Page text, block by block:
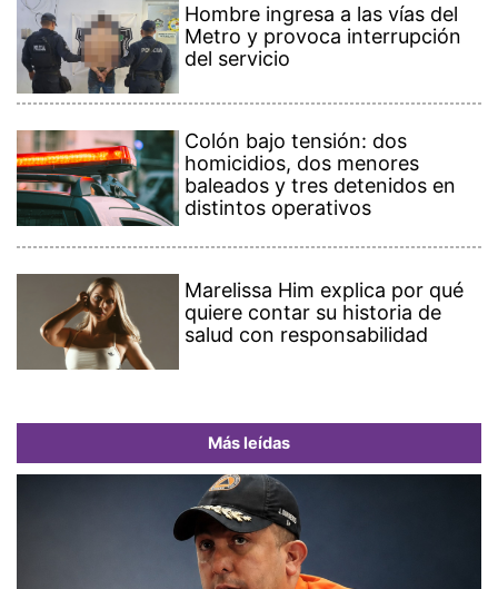
Hombre ingresa a las vías del
Metro y provoca interrupción
del servicio
Colón bajo tensión: dos
homicidios, dos menores
baleados y tres detenidos en
distintos operativos
Marelissa Him explica por qué
quiere contar su historia de
salud con responsabilidad
Más leídas